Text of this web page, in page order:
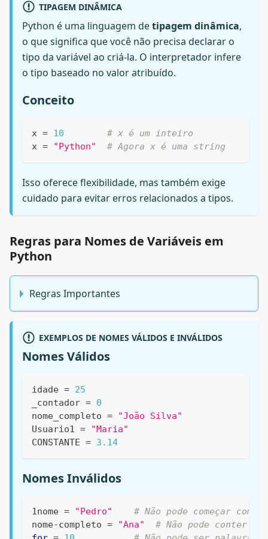
TIPAGEM DINÂMICA
Python é uma linguagem detipagem dinâmica,
o que significa que você não precisa declarar o
tipo da variável ao criá-la. O interpretador infere
o tipo baseado no valor atribuído.
Conceito
x = 10
# x é um inteiro
x = "Python" # Agora x é uma string
Isso oferece flexibilidade, mas também exige
cuidado para evitar erros relacionados a tipos.
Regras para Nomes de Variáveis em
Python
Regras Importantes
EXEMPLOS DE NOMES VÁLIDOS E INVÁLIDOS
Nomes Válidos
idade = 25
_contador = 0
nome_completo =
"João Silva"
Usuario1 =
"Maria"
CONSTANTE = 3.14
Nomes Inválidos
1nome = "Pedro"
# Não pode começar com
nome-completo = "Ana"
# Não pode conter